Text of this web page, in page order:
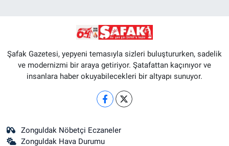
Şafak Gazetesi, yepyeni temasıyla sizleri buluştururken, sadelik
ve modernizmi bir araya getiriyor. Şatafattan kaçınıyor ve
insanlara haber okuyabilecekleri bir altyapı sunuyor.
Zonguldak Nöbetçi Eczaneler
Zonguldak Hava Durumu